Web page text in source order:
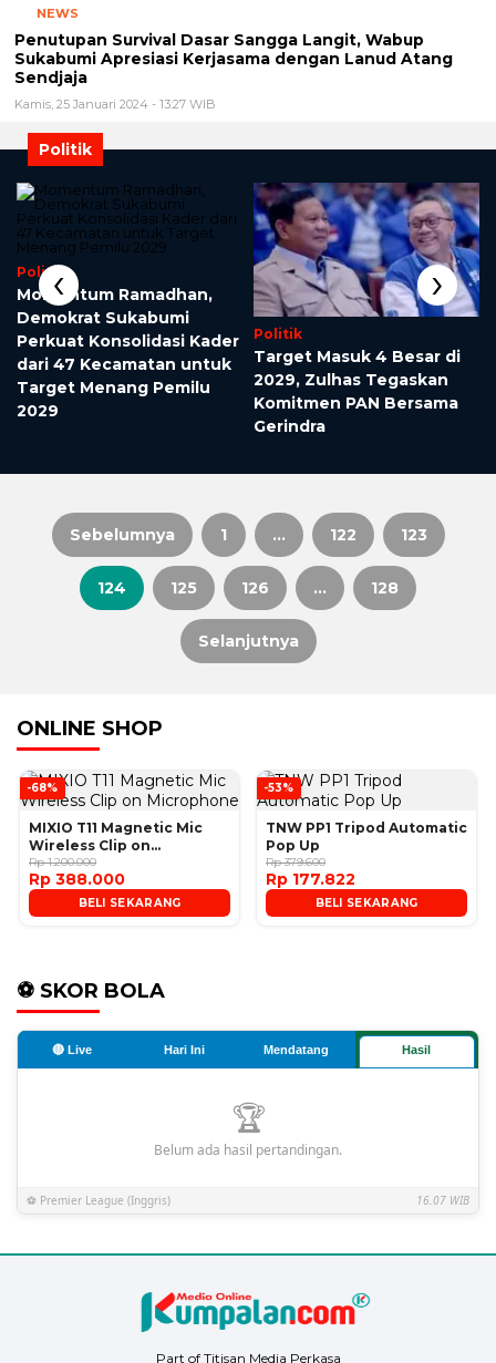
NEWS
Penutupan Survival Dasar Sangga Langit, Wabup
Sukabumi Apresiasi Kerjasama dengan Lanud Atang
Sendjaja
Kamis, 25 Januari 2024 - 13:27 WIB
Politik
Politik
Momentum Ramadhan,
Demokrat Sukabumi
Perkuat Konsolidasi Kader
dari 47 Kecamatan untuk
Target Menang Pemilu
2029
Politik
Target Masuk 4 Besar di
2029, Zulhas Tegaskan
Komitmen PAN Bersama
Gerindra
‹ ›
Paginasi
Sebelumnya 1 … 122 123
124 125 126 … 128
Selanjutnya
ONLINE SHOP
-68%
MIXIO T11 Magnetic Mic
Wireless Clip on
Microphone
Rp 1.200.000
Rp 388.000
BELI SEKARANG
-53%
TNW PP1 Tripod Automatic
Pop Up
Rp 379.600
Rp 177.822
BELI SEKARANG
⚽ SKOR BOLA
🔴 Live Hari Ini Mendatang Hasil
🏆
Belum ada hasil pertandingan.
⚽ Premier League (Inggris) 16.07 WIB
Part of Titisan Media Perkasa